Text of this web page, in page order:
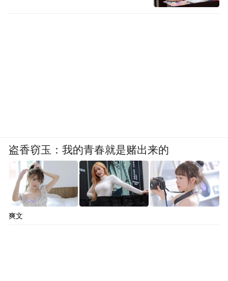
盗香窃玉：我的青春就是赌出来的
爽文